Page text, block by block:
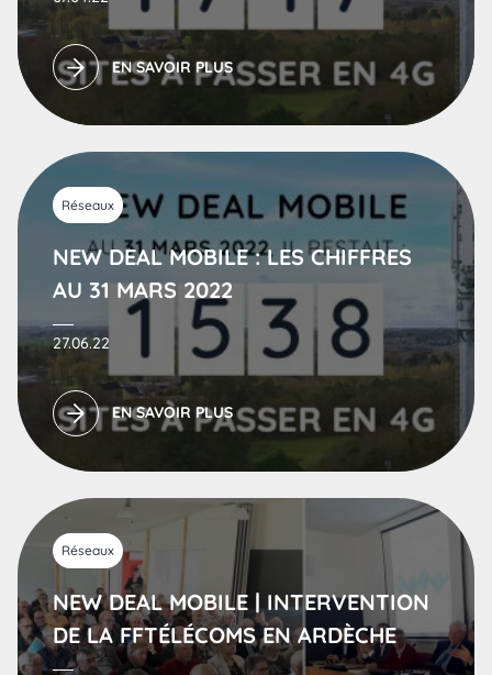
EN SAVOIR PLUS
Réseaux
NEW DEAL MOBILE : LES CHIFFRES
AU 31 MARS 2022
27.06.22
EN SAVOIR PLUS
Réseaux
NEW DEAL MOBILE | INTERVENTION
DE LA FFTÉLÉCOMS EN ARDÈCHE